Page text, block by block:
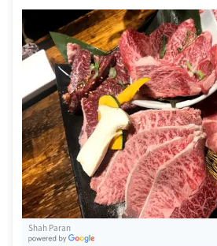
Shah Paran